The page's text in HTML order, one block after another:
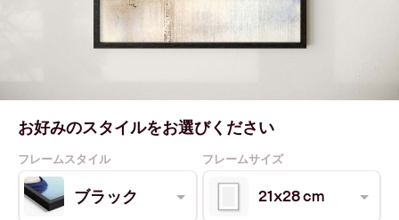
お好みのスタイルをお選びください
フレームスタイル フレームサイズ
ブラック 21x28 cm